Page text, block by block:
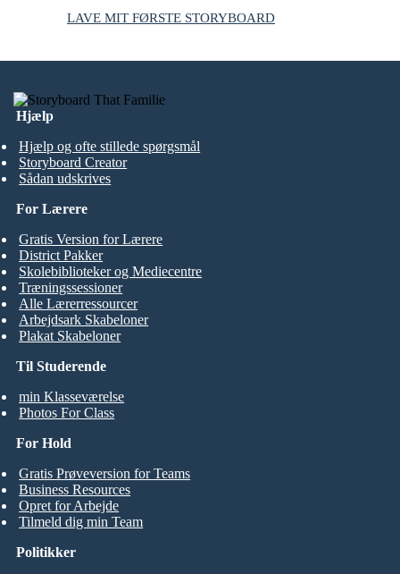
LAVE MIT FØRSTE STORYBOARD
Hjælp
Hjælp og ofte stillede spørgsmål
Storyboard Creator
Sådan udskrives
Til Studerende
min Klasseværelse
Photos For Class
For Lærere
Gratis Version for Lærere
District Pakker
Skolebiblioteker og Mediecentre
Træningssessioner
Alle Lærerressourcer
Arbejdsark Skabeloner
Plakat Skabeloner
For Hold
Gratis Prøveversion for Teams
Business Resources
Opret for Arbejde
Tilmeld dig min Team
Politikker